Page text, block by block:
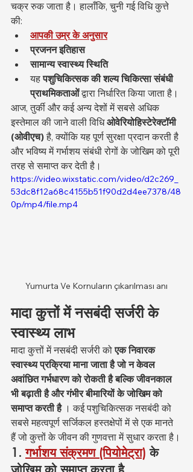
चक्र रुक जाता है। हालाँकि, चुनी गई विधि कुत्ते
की:
आपकी उम्र के अनुसार
प्रजनन इतिहास
सामान्य स्वास्थ्य स्थिति
यह पशुचिकित्सक की शल्य चिकित्सा संबंधी
प्राथमिकताओं द्वारा निर्धारित किया जाता है।
आज, तुर्की और कई अन्य देशों में सबसे अधिक
इस्तेमाल की जाने वाली विधि ओवेरियोहिस्टेरेक्टॉमी
(ओवीएच) है, क्योंकि यह पूर्ण सुरक्षा प्रदान करती है
और भविष्य में गर्भाशय संबंधी रोगों के जोखिम को पूरी
तरह से समाप्त कर देती है।
https://video.wixstatic.com/video/d2c269_
53dc8f12a68c4155b51f90d2d4ee7378/48
0p/mp4/file.mp4
Yumurta Ve Kornuların çıkarılması anı
मादा कुत्तों में नसबंदी सर्जरी के
स्वास्थ्य लाभ
मादा कुत्तों में नसबंदी सर्जरी को एक निवारक
स्वास्थ्य प्रक्रिया माना जाता है जो न केवल
अवांछित गर्भधारण को रोकती है बल्कि जीवनकाल
भी बढ़ाती है और गंभीर बीमारियों के जोखिम को
समाप्त करती है । कई पशुचिकित्सक नसबंदी को
सबसे महत्वपूर्ण सर्जिकल हस्तक्षेपों में से एक मानते
हैं जो कुत्तों के जीवन की गुणवत्ता में सुधार करता है।
1. गर्भाशय संक्रमण (पियोमेट्रा) के